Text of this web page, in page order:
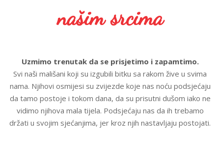
našim srcima
Uzmimo trenutak da se prisjetimo i zapamtimo.
Svi naši mališani koji su izgubili bitku sa rakom žive u svima
nama. Njihovi osmijesi su zvijezde koje nas noću podsjećaju
da tamo postoje i tokom dana, da su prisutni dušom iako ne
vidimo njihova mala tijela. Podsjećaju nas da ih trebamo
držati u svojim sjećanjima, jer kroz njih nastavljaju postojati.